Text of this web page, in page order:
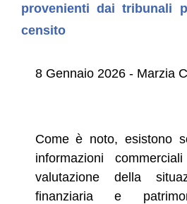
provenienti dai tribunali
censito
8 Gennaio 2026 - Marzia
Come è noto, esistono
informazioni
valutazione della
finanziaria e